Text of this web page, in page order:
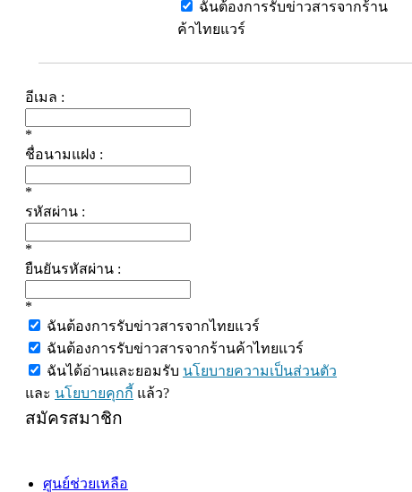
ฉันต้องการรับข่าวสารจากร้าน
ค้าไทยแวร์
อีเมล :
*
ชื่อนามแฝง :
*
รหัสผ่าน :
*
ยืนยันรหัสผ่าน :
*
ฉันต้องการรับข่าวสารจากไทยแวร์
ฉันต้องการรับข่าวสารจากร้านค้าไทยแวร์
ฉันได้อ่านและยอมรับ นโยบายความเป็นส่วนตัว
และ นโยบายคุกกี้ แล้ว?
สมัครสมาชิก
ศูนย์ช่วยเหลือ